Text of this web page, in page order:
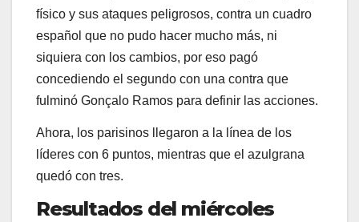
físico y sus ataques peligrosos, contra un cuadro
español que no pudo hacer mucho más, ni
siquiera con los cambios, por eso pagó
concediendo el segundo con una contra que
fulminó Gonçalo Ramos para definir las acciones.
Ahora, los parisinos llegaron a la línea de los
líderes con 6 puntos, mientras que el azulgrana
quedó con tres.
Resultados del miércoles